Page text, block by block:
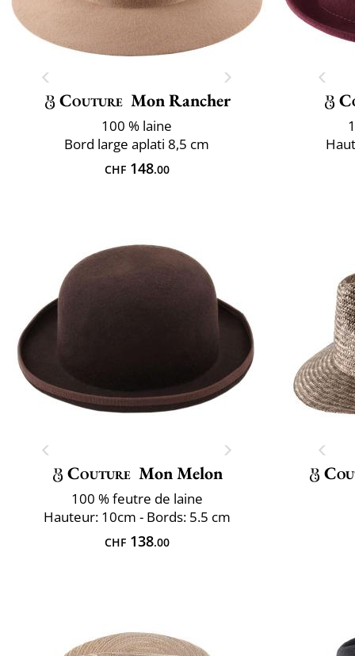
Couture Mon Rancher
100 % laine
Bord large aplati 8,5 cm
CHF148.00
Couture Mon Melon
100 % feutre de laine
Hauteur: 10cm - Bords: 5.5 cm
CHF138.00